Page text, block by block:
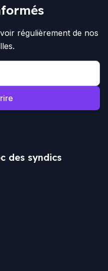
régulièrement de nos
des syndics